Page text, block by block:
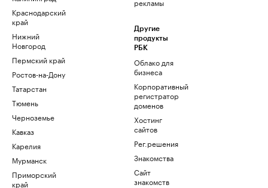
Краснодарский
край
Нижний
Новгород
Пермский край
Ростов-на-Дону
Татарстан
Тюмень
Черноземье
Кавказ
Карелия
Мурманск
Приморский
край
Другие
продукты
РБК
Облако для
бизнеса
Корпоративный
регистратор
доменов
Хостинг
сайтов
Рег.решения
Знакомства
Сайт
знакомств